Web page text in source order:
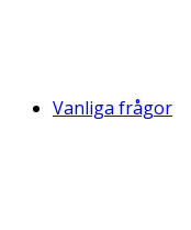
Vanliga frågor